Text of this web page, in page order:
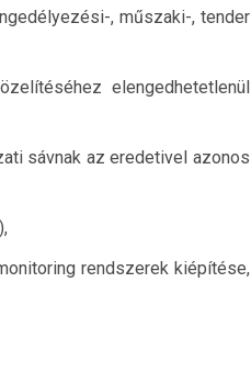
, műszaki-, tender
elengedhetetlenül
sávnak az eredetivel azonos
rendszerek kiépítése,